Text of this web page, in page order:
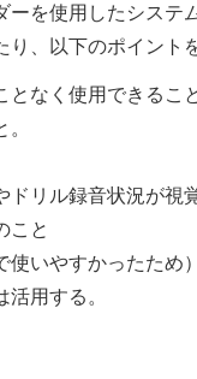
を使用したシス
、以下のポイント
なく使用できること
リル録音状況が視
こと
使いやすかったため）
用する。